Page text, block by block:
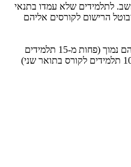
לתלמידים שלא עמדו בתנאי
הרישום לקורסים אליהם
קורסים שמספר המשתתפים בהם נמוך (פחות מ-15 תלמידים
בקורס לתואר ראשון ופחות מ-10 תלמידים לקורס בתואר שני)